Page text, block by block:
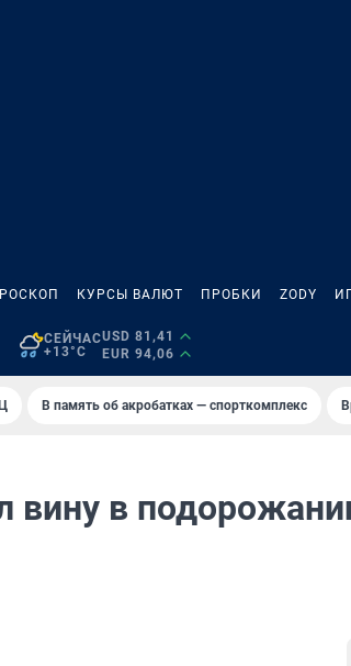
КУРСЫ ВАЛЮТ ПРОБКИ ZODY
СЕЙЧАС
+13°C
USD 81,41
EUR 94,06
В память об акробатках — спорткомплекс
вину в